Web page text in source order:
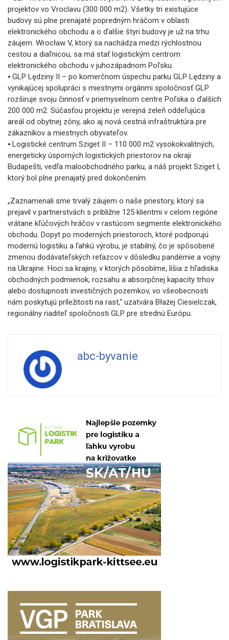
projektov vo Vroclavu (300 000 m2). Všetky tri existujúce
budovy sú plne prenajaté popredným hráčom v oblasti
elektronického obchodu a o ďalšie štyri budovy je už na trhu
záujem. Wrocław V, ktorý sa nachádza medzi rýchlostnou
cestou a diaľnicou, sa má stať logistickým centrom
elektronického obchodu v juhozápadnom Poľsku.
⦁ GLP Lędziny II – po komerčnom úspechu parku GLP Lędziny a
vynikajúcej spolupráci s miestnymi orgánmi spoločnosť GLP
rozširuje svoju činnosť v priemyselnom centre Poľska o ďalších
200 000 m2. Súčasťou projektu je verejná zeleň oddeľujúca
areál od obytnej zóny, ako aj nová cestná infraštruktúra pre
zákazníkov a miestnych obyvateľov.
⦁ Logistické centrum Sziget II – 110 000 m2 vysokokvalitných,
energeticky úsporných logistických priestorov na okraji
Budapešti, vedľa maloobchodného parku, a náš projekt Sziget I,
ktorý bol plne prenajatý pred dokončením.
„Zaznamenali sme trvalý záujem o naše priestory, ktorý sa
prejavil v partnerstvách s približne 125 klientmi v celom regióne
vrátane kľúčových hráčov v rastúcom segmente elektronického
obchodu. Dopyt po moderných priestoroch, ktoré podporujú
modernú logistiku a ľahkú výrobu, je stabilný, čo je spôsobené
zmenou dodávateľských reťazcov v dôsledku pandémie a vojny
na Ukrajine. Hoci sa krajiny, v ktorých pôsobíme, líšia z hľadiska
obchodných podmienok, rozsahu a absorpčnej kapacity trhov
alebo dostupnosti investičných pozemkov, vo všeobecnosti
nám poskytujú príležitosti na rast,“ uzatvára Błażej Ciesielczak,
regionálny riaditeľ spoločnosti GLP pre strednú Európu.
abc-byvanie